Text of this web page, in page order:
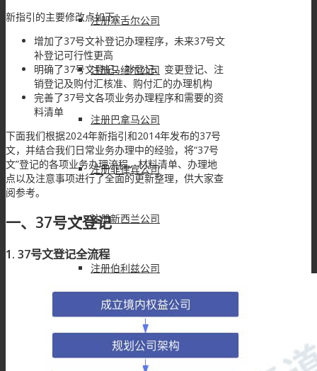
注册塞舌尔公司
注册马绍尔公司
注册巴拿马公司
注册菲律宾公司
注册新西兰公司
注册伯利兹公司
注册安圭拉公司
注册萨摩亚公司
新指引的主要修改点如下：
增加了37号文补登记办理程序，未来37号文
补登记可行性更高
明确了37号文登记、补登记、变更登记、注
销登记及购付汇核准、购付汇的办理机构
完善了37号文各项业务办理程序和需要的资
料清单
下面我们根据2024年新指引和2014年发布的37号
文，并结合我们日常业务办理中的经验，将“37号
文”登记的各项业务办理流程、材料清单、办理地
点以及注意事项进行了全面的更新整理，供大家查
阅参考。
一、37号文登记
1. 37号文登记全流程